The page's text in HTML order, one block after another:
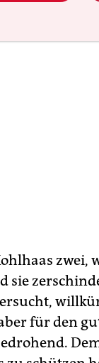
zwei,
sie
für den